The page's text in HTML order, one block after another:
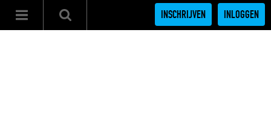
INSCHRIJVEN INLOGGEN